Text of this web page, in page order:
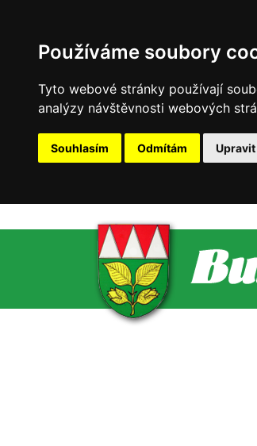
Používáme soubory
Tyto webové stránky používají
analýzy návštěvnosti webových
Souhlasím Odmítám